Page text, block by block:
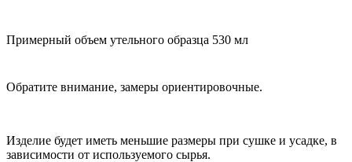
Примерный объем утельного образца 530 мл
Обратите внимание, замеры ориентировочные.
Изделие будет иметь меньшие размеры при сушке и усадке, в
зависимости от используемого сырья.